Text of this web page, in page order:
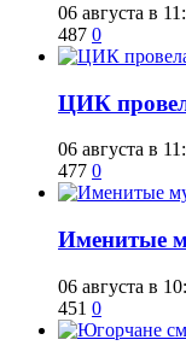
06 августа в
487 0
ЦИК
06 августа в
477 0
Именитые
06 августа в
451 0